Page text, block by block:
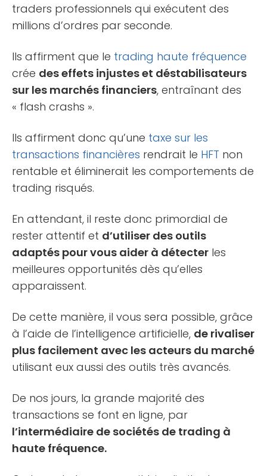
traders professionnels qui exécutent des
millions d’ordres par seconde.
Ils affirment que le trading haute fréquence
crée des effets injustes et déstabilisateurs
sur les marchés financiers, entraînant des
« flash crashs ».
Ils affirment donc qu’une taxe sur les
transactions financières rendrait le HFT non
rentable et éliminerait les comportements de
trading risqués.
En attendant, il reste donc primordial de
rester attentif et d’utiliser des outils
adaptés pour vous aider à détecter les
meilleures opportunités dès qu’elles
apparaissent.
De cette manière, il vous sera possible, grâce
à l’aide de l’intelligence artificielle, de rivaliser
plus facilement avec les acteurs du marché
utilisant eux aussi des outils très avancés.
De nos jours, la grande majorité des
transactions se font en ligne, par
l’intermédiaire de sociétés de trading à
haute fréquence.